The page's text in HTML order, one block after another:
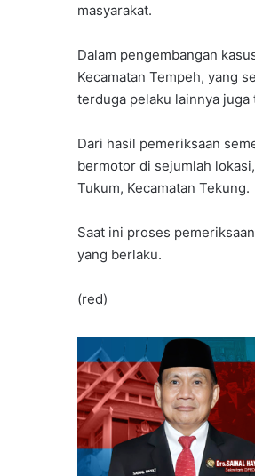
masyarakat.
Dalam pengembangan
Kecamatan Tempeh, yang
terduga pelaku lainnya
Dari hasil pemeriksaan
bermotor di sejumlah
Tukum, Kecamatan Tekung.
Saat ini proses
yang berlaku.
(red)